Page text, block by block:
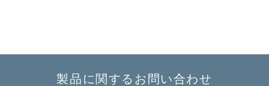
製品に関するお問い合わせ